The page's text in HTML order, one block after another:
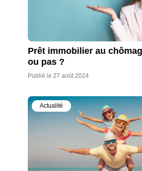
Prêt immobilier au
ou pas ?
Publié le 27 août 2024
Actualité